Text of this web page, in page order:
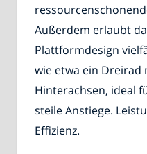
Außerdem erlaubt
Plattformdesign
wie etwa ein Dreirad
Hinterachsen, ideal
steile Anstiege.
Effizienz.